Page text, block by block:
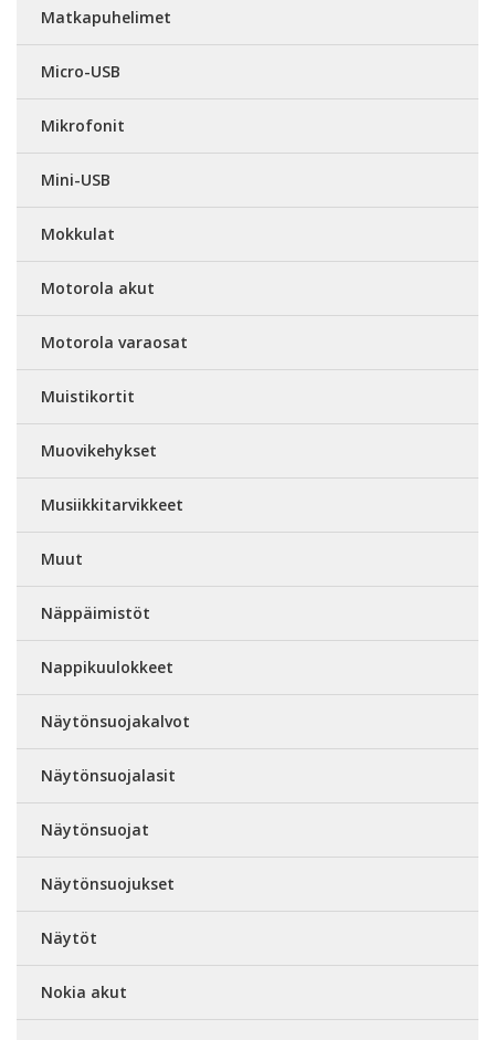
Matkapuhelimet
Micro-USB
Mikrofonit
Mini-USB
Mokkulat
Motorola akut
Motorola varaosat
Muistikortit
Muovikehykset
Musiikkitarvikkeet
Muut
Näppäimistöt
Nappikuulokkeet
Näytönsuojakalvot
Näytönsuojalasit
Näytönsuojat
Näytönsuojukset
Näytöt
Nokia akut